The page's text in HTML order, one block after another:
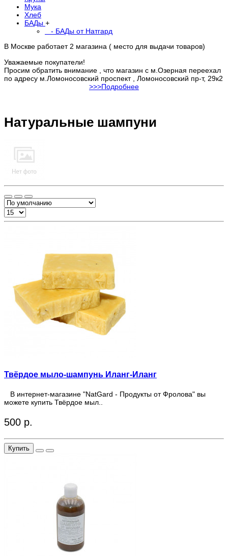
Мука
Хлеб
БАДы +
- БАДы от Натгард
В Москве работает 2 магазина ( место для выдачи товаров)
Уважаемые покупатели!
Просим обратить внимание , что магазин с м.Озерная переехал
по адресу м.Ломоносовский проспект , Ломоносовский пр-т, 29к2
>>>Подробнее
Натуральные шампуни
Твёрдое мыло-шампунь Иланг-Иланг
В интернет-магазине "NatGard - Продукты от Фролова" вы
можете купить Твёрдое мыл..
500 р.
Купить